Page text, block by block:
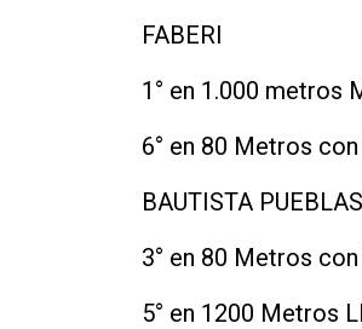
FABERI
1° en 1.000 metros
6° en 80 Metros
BAUTISTA PUEBLAS
3° en 80 Metros
5° en 1200 Metros